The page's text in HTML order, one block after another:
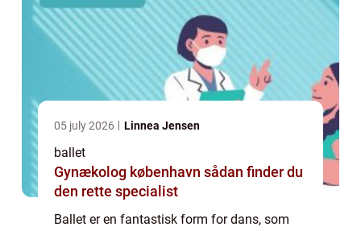
05 july 2026 Linnea Jensen
ballet
Gynækolog københavn sådan finder du
den rette specialist
Ballet er en fantastisk form for dans, som